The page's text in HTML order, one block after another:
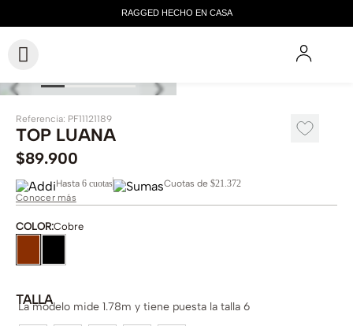
Referencia: PF11121189
TOP LUANA
$89.900
Hasta 6 cuotas Cuotas de $21.372
Conocer más
COLOR:Cobre
TALLA
La modelo mide 1.78m y tiene puesta la talla 6